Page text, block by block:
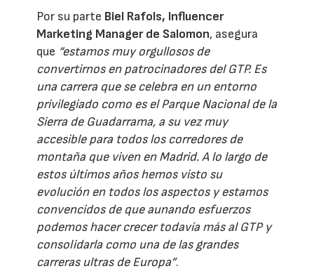
Por su parte Biel Rafols, Influencer
Marketing Manager de Salomon, asegura
que “estamos muy orgullosos de
convertirnos en patrocinadores del GTP. Es
una carrera que se celebra en un entorno
privilegiado como es el Parque Nacional de la
Sierra de Guadarrama, a su vez muy
accesible para todos los corredores de
montaña que viven en Madrid. A lo largo de
estos últimos años hemos visto su
evolución en todos los aspectos y estamos
convencidos de que aunando esfuerzos
podemos hacer crecer todavía más al GTP y
consolidarla como una de las grandes
carreras ultras de Europa”.